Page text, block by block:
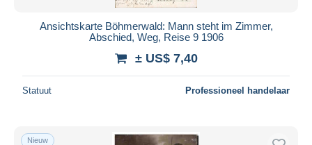
Ansichtskarte Böhmerwald: Mann steht im Zimmer,
Abschied, Weg, Reise 9 1906
± US$ 7,40
Statuut Professioneel handelaar
Nieuw